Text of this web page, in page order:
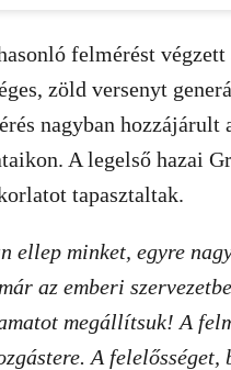
felmérést végzett
zöld versenyt
nagyban hozzájárult
A legelső hazai
tapasztaltak.
ellep minket, egyre
az emberi
megállítsuk! A
A felelősséget,